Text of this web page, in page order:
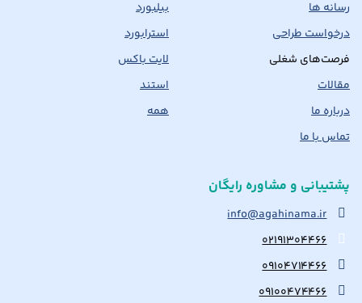
رسانه ها
درخواست طراحی
فرصت‌های شغلی
مقالات
درباره ما
تماس با ما
بیلبورد
استرابورد
لایت باکس
استند
همه
پشتیبانی و مشاوره رایگان
info@agahinama.ir
۰۲۱۹۱۳۰۴۴۶۶
۰۹۱۰۴۷۱۴۴۶۶
۰۹۱۰۰۴۷۴۴۶۶